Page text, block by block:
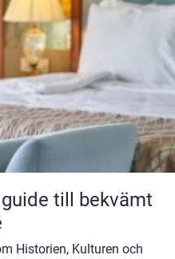
Historien, Kulturen och